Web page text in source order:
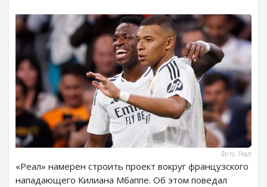
Фото: Реал
«Реал» намерен строить проект вокруг французского
нападающего Килиана Мбаппе. Об этом поведал